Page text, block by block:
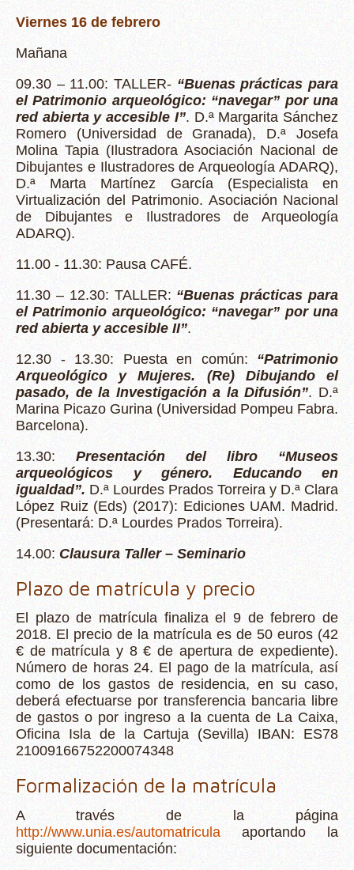
Viernes 16 de febrero
Mañana
09.30 – 11.00: TALLER- “Buenas prácticas para
el Patrimonio arqueológico: “navegar” por una
red abierta y accesible I”. D.ª Margarita Sánchez
Romero (Universidad de Granada), D.ª Josefa
Molina Tapia (Ilustradora Asociación Nacional de
Dibujantes e Ilustradores de Arqueología ADARQ),
D.ª Marta Martínez García (Especialista en
Virtualización del Patrimonio. Asociación Nacional
de Dibujantes e Ilustradores de Arqueología
ADARQ).
11.00 - 11.30: Pausa CAFÉ.
11.30 – 12.30: TALLER: “Buenas prácticas para
el Patrimonio arqueológico: “navegar” por una
red abierta y accesible II”.
12.30 - 13.30: Puesta en común: “Patrimonio
Arqueológico y Mujeres. (Re) Dibujando el
pasado, de la Investigación a la Difusión”. D.ª
Marina Picazo Gurina (Universidad Pompeu Fabra.
Barcelona).
13.30: Presentación del libro “Museos
arqueológicos y género. Educando en
igualdad”. D.ª Lourdes Prados Torreira y D.ª Clara
López Ruiz (Eds) (2017): Ediciones UAM. Madrid.
(Presentará: D.ª Lourdes Prados Torreira).
14.00: Clausura Taller – Seminario
Plazo de matrícula y precio
El plazo de matrícula finaliza el 9 de febrero de
2018. El precio de la matrícula es de 50 euros (42
€ de matrícula y 8 € de apertura de expediente).
Número de horas 24. El pago de la matrícula, así
como de los gastos de residencia, en su caso,
deberá efectuarse por transferencia bancaria libre
de gastos o por ingreso a la cuenta de La Caixa,
Oficina Isla de la Cartuja (Sevilla) IBAN: ES78
21009166752200074348
Formalización de la matrícula
A través de la página
http://www.unia.es/automatricula aportando la
siguiente documentación: